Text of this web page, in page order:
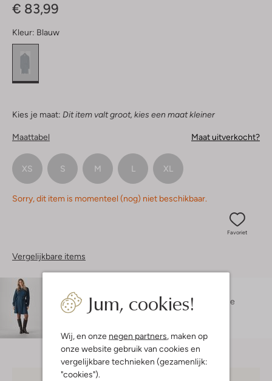
Jum, cookies!
Wij, en onze negen partners , maken op
onze website gebruik van cookies en
vergelijkbare technieken (gezamenlijk:
"cookies").
€ 83,99
Kleur: Blauw
Kies je maat: Dit item valt groot, kies een maat kleiner
Maattabel Maat uitverkocht?
XS S M L XL
Sorry, dit item is momenteel (nog) niet beschikbaar.
Favoriet
Vergelijkbare items
Danielle is 1 meter 74 lang en draagt maat s.
De
pasvorm is
losvallend